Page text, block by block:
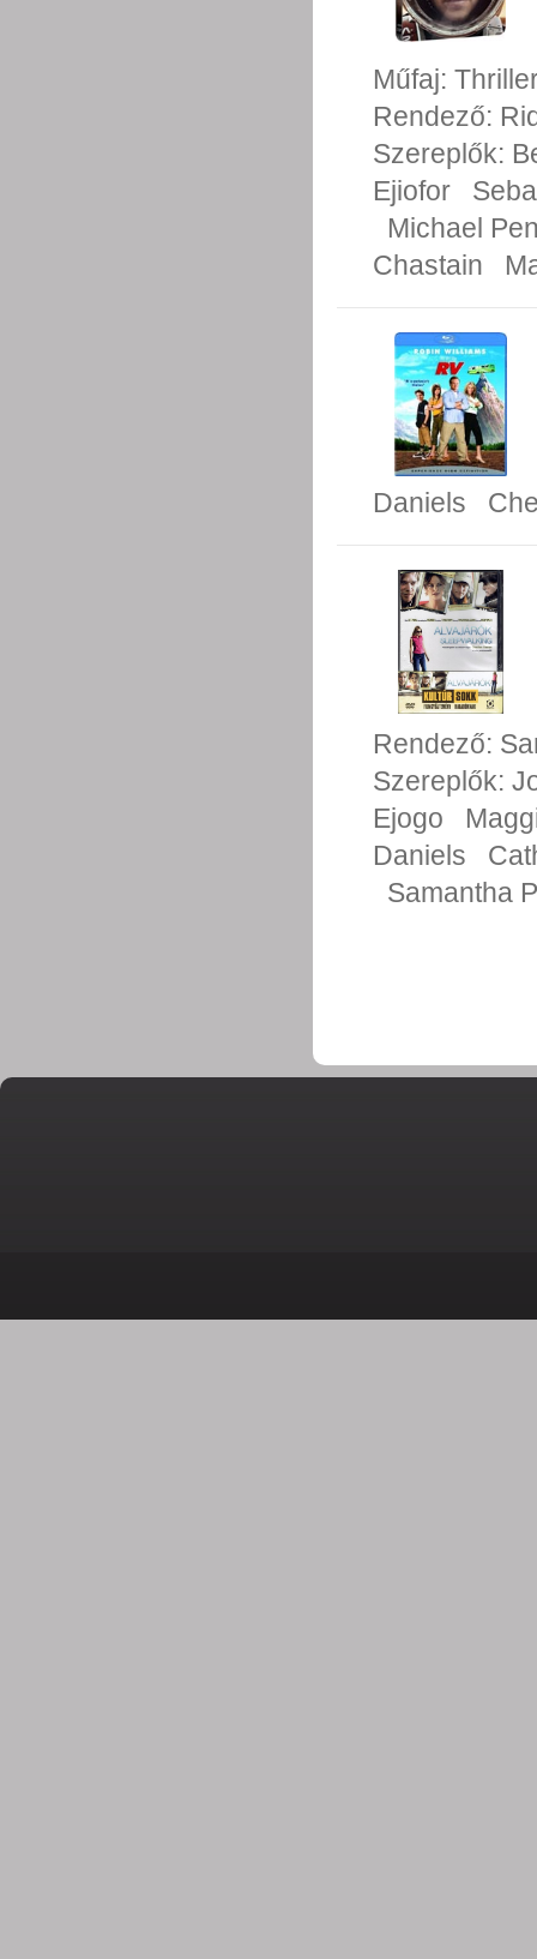
Műfaj:
Rendező:
Szereplők:
Ejiofor
Michael
Chastain
Daniels
Rendező:
Szereplők:
Ejogo
Daniels
Samantha